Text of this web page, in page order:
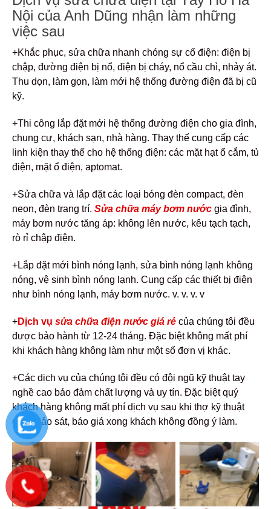
Nội của Anh Dũng nhận làm những
việc sau
+Khắc phục, sửa chữa nhanh chóng sự cố điện: điện bị
chập, đường điện bị nổ, điện bị cháy, nổ cầu chì, nhảy át.
Thu dọn, làm gọn, làm mới hệ thống đường điện đã bị cũ
kỹ.
+Thi công lắp đặt mới hệ thống đường điện cho gia đình,
chung cư, khách sạn, nhà hàng. Thay thế cung cấp các
linh kiện thay thế cho hệ thống điện: các mặt hạt ổ cắm, tủ
điện, mặt ổ điện, aptomat.
+Sửa chữa và lắp đặt các loại bóng đèn compact, đèn
neon, đèn trang trí. Sửa chữa máy bơm nước gia đình,
máy bơm nước tăng áp: không lên nước, kêu tạch tạch,
rò rỉ chập điện.
+Lắp đặt mới bình nóng lạnh, sửa bình nóng lạnh không
nóng, vệ sinh bình nóng lạnh. Cung cấp các thiết bị điện
như bình nóng lạnh, máy bơm nước. v. v. v. v
+Dịch vụ sửa chữa điện nước giá rẻ của chúng tôi đều
được bảo hành từ 12-24 tháng. Đặc biệt không mất phí
khi khách hàng không làm như một số đơn vị khác.
+Các dịch vụ của chúng tôi đều có đội ngũ kỹ thuật tay
nghề cao bảo đảm chất lượng và uy tín. Đặc biệt quý
khách hàng không mất phí dịch vụ sau khi thợ kỹ thuật
đến khảo sát, báo giá xong khách không đồng ý làm.